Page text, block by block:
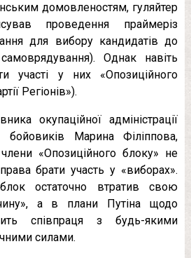
домовленостям, гуляйтер
проведення праймеріз
для вибору кандидатів до
Однак навіть
участі у них «Опозиційного
Регіонів»).
окупаційної адміністрації
бойовиків Марина Філіппова,
«Опозиційного блоку» не
брати участь у «виборах».
остаточно втратив свою
а в плани Путіна щодо
співпраця з будь-якими
силами.